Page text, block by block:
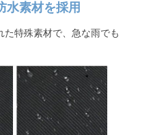
水素材を採用
た特殊素材で、急な雨でも